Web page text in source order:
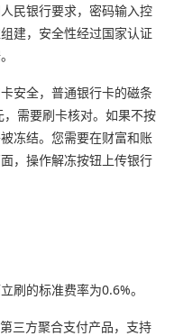
民银行要求，密码输入控
建，安全性经过国家认证
安全，普通银行卡的磁条
需要刷卡核对。如果不按
冻结。您需要在财富和账
，操作解冻按钮上传银行
刷的标准费率为0.6%。
三方聚合支付产品，支持